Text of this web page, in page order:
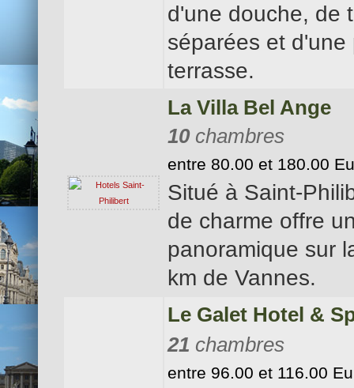
d'une douche, de
séparées et d'une
terrasse.
La Villa Bel Ange
10 chambres
entre 80.00 et 180.00
Situé à Saint-
de charme offre
panoramique sur
km de Vannes.
Le Galet Hotel &
21 chambres
entre 96.00 et 116.00